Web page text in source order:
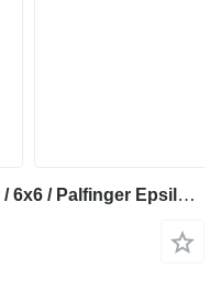
Volvo FMX 540 Forestal tractor / 6x6 / Palfinger Epsilon S300L98 crane